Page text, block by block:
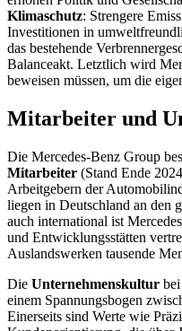
Klimaschutz: Strengere
Investitionen in
das bestehende
Balanceakt. Letztlich wird
beweisen müssen, um die
Mitarbeiter und
Die Mercedes-Benz Group
Mitarbeiter (Stand Ende
Arbeitgebern der
liegen in Deutschland an den
auch international ist
und Entwicklungsstätten
Auslandswerken tausende
Die Unternehmenskultur
einem Spannungsbogen
Einerseits sind Werte wie